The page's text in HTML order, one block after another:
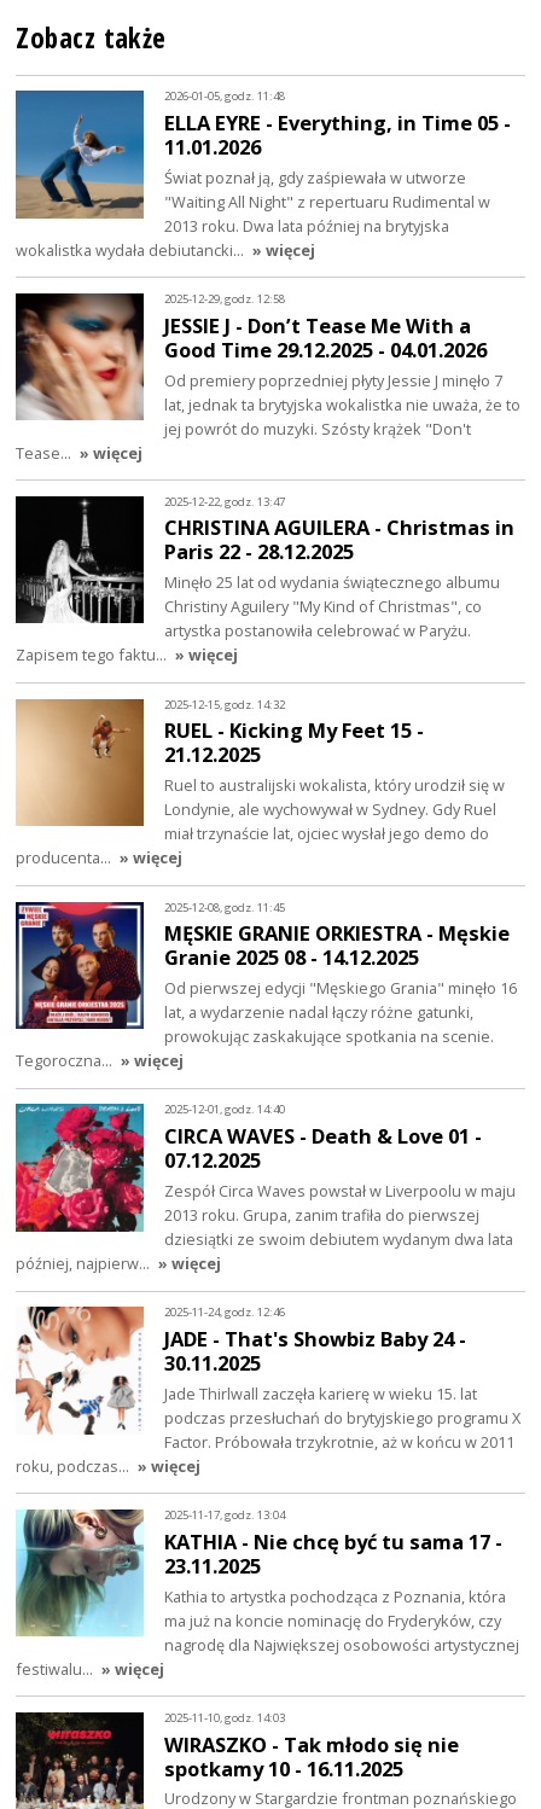
Zobacz także
2026-01-05, godz. 11:48
ELLA EYRE - Everything, in Time 05 -
11.01.2026
Świat poznał ją, gdy zaśpiewała w utworze
"Waiting All Night" z repertuaru Rudimental w
2013 roku. Dwa lata później na brytyjska
wokalistka wydała debiutancki… » więcej
2025-12-29, godz. 12:58
JESSIE J - Don’t Tease Me With a
Good Time 29.12.2025 - 04.01.2026
Od premiery poprzedniej płyty Jessie J minęło 7
lat, jednak ta brytyjska wokalistka nie uważa, że to
jej powrót do muzyki. Szósty krążek "Don't
Tease… » więcej
2025-12-22, godz. 13:47
CHRISTINA AGUILERA - Christmas in
Paris 22 - 28.12.2025
Minęło 25 lat od wydania świątecznego albumu
Christiny Aguilery "My Kind of Christmas", co
artystka postanowiła celebrować w Paryżu.
Zapisem tego faktu… » więcej
2025-12-15, godz. 14:32
RUEL - Kicking My Feet 15 -
21.12.2025
Ruel to australijski wokalista, który urodził się w
Londynie, ale wychowywał w Sydney. Gdy Ruel
miał trzynaście lat, ojciec wysłał jego demo do
producenta… » więcej
2025-12-08, godz. 11:45
MĘSKIE GRANIE ORKIESTRA - Męskie
Granie 2025 08 - 14.12.2025
Od pierwszej edycji "Męskiego Grania" minęło 16
lat, a wydarzenie nadal łączy różne gatunki,
prowokując zaskakujące spotkania na scenie.
Tegoroczna… » więcej
2025-12-01, godz. 14:40
CIRCA WAVES - Death & Love 01 -
07.12.2025
Zespół Circa Waves powstał w Liverpoolu w maju
2013 roku. Grupa, zanim trafiła do pierwszej
dziesiątki ze swoim debiutem wydanym dwa lata
później, najpierw… » więcej
2025-11-24, godz. 12:46
JADE - That's Showbiz Baby 24 -
30.11.2025
Jade Thirlwall zaczęła karierę w wieku 15. lat
podczas przesłuchań do brytyjskiego programu X
Factor. Próbowała trzykrotnie, aż w końcu w 2011
roku, podczas… » więcej
2025-11-17, godz. 13:04
KATHIA - Nie chcę być tu sama 17 -
23.11.2025
Kathia to artystka pochodząca z Poznania, która
ma już na koncie nominację do Fryderyków, czy
nagrodę dla Największej osobowości artystycznej
festiwalu… » więcej
2025-11-10, godz. 14:03
WIRASZKO - Tak młodo się nie
spotkamy 10 - 16.11.2025
Urodzony w Stargardzie frontman poznańskiego